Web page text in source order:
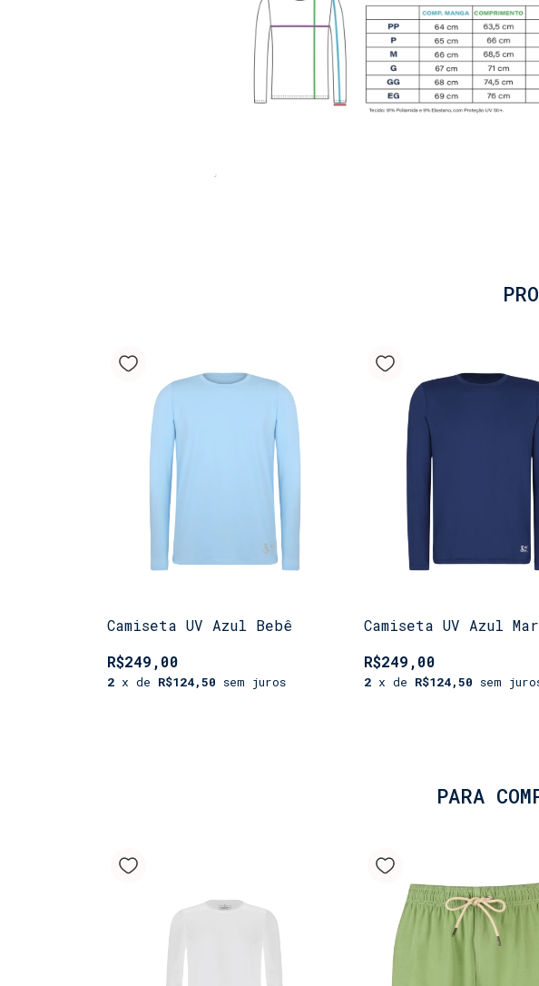
Camiseta UV Azul Bebê
R$249,00
2 x de R$124,50 sem juros
Camiseta UV Azul
R$249,00
2 x de R$124,50 sem
PARA